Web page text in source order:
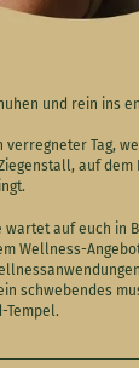
und rein ins
Tag,
auf dem
auf euch in
Wellness-
schwebendes
Tempel.